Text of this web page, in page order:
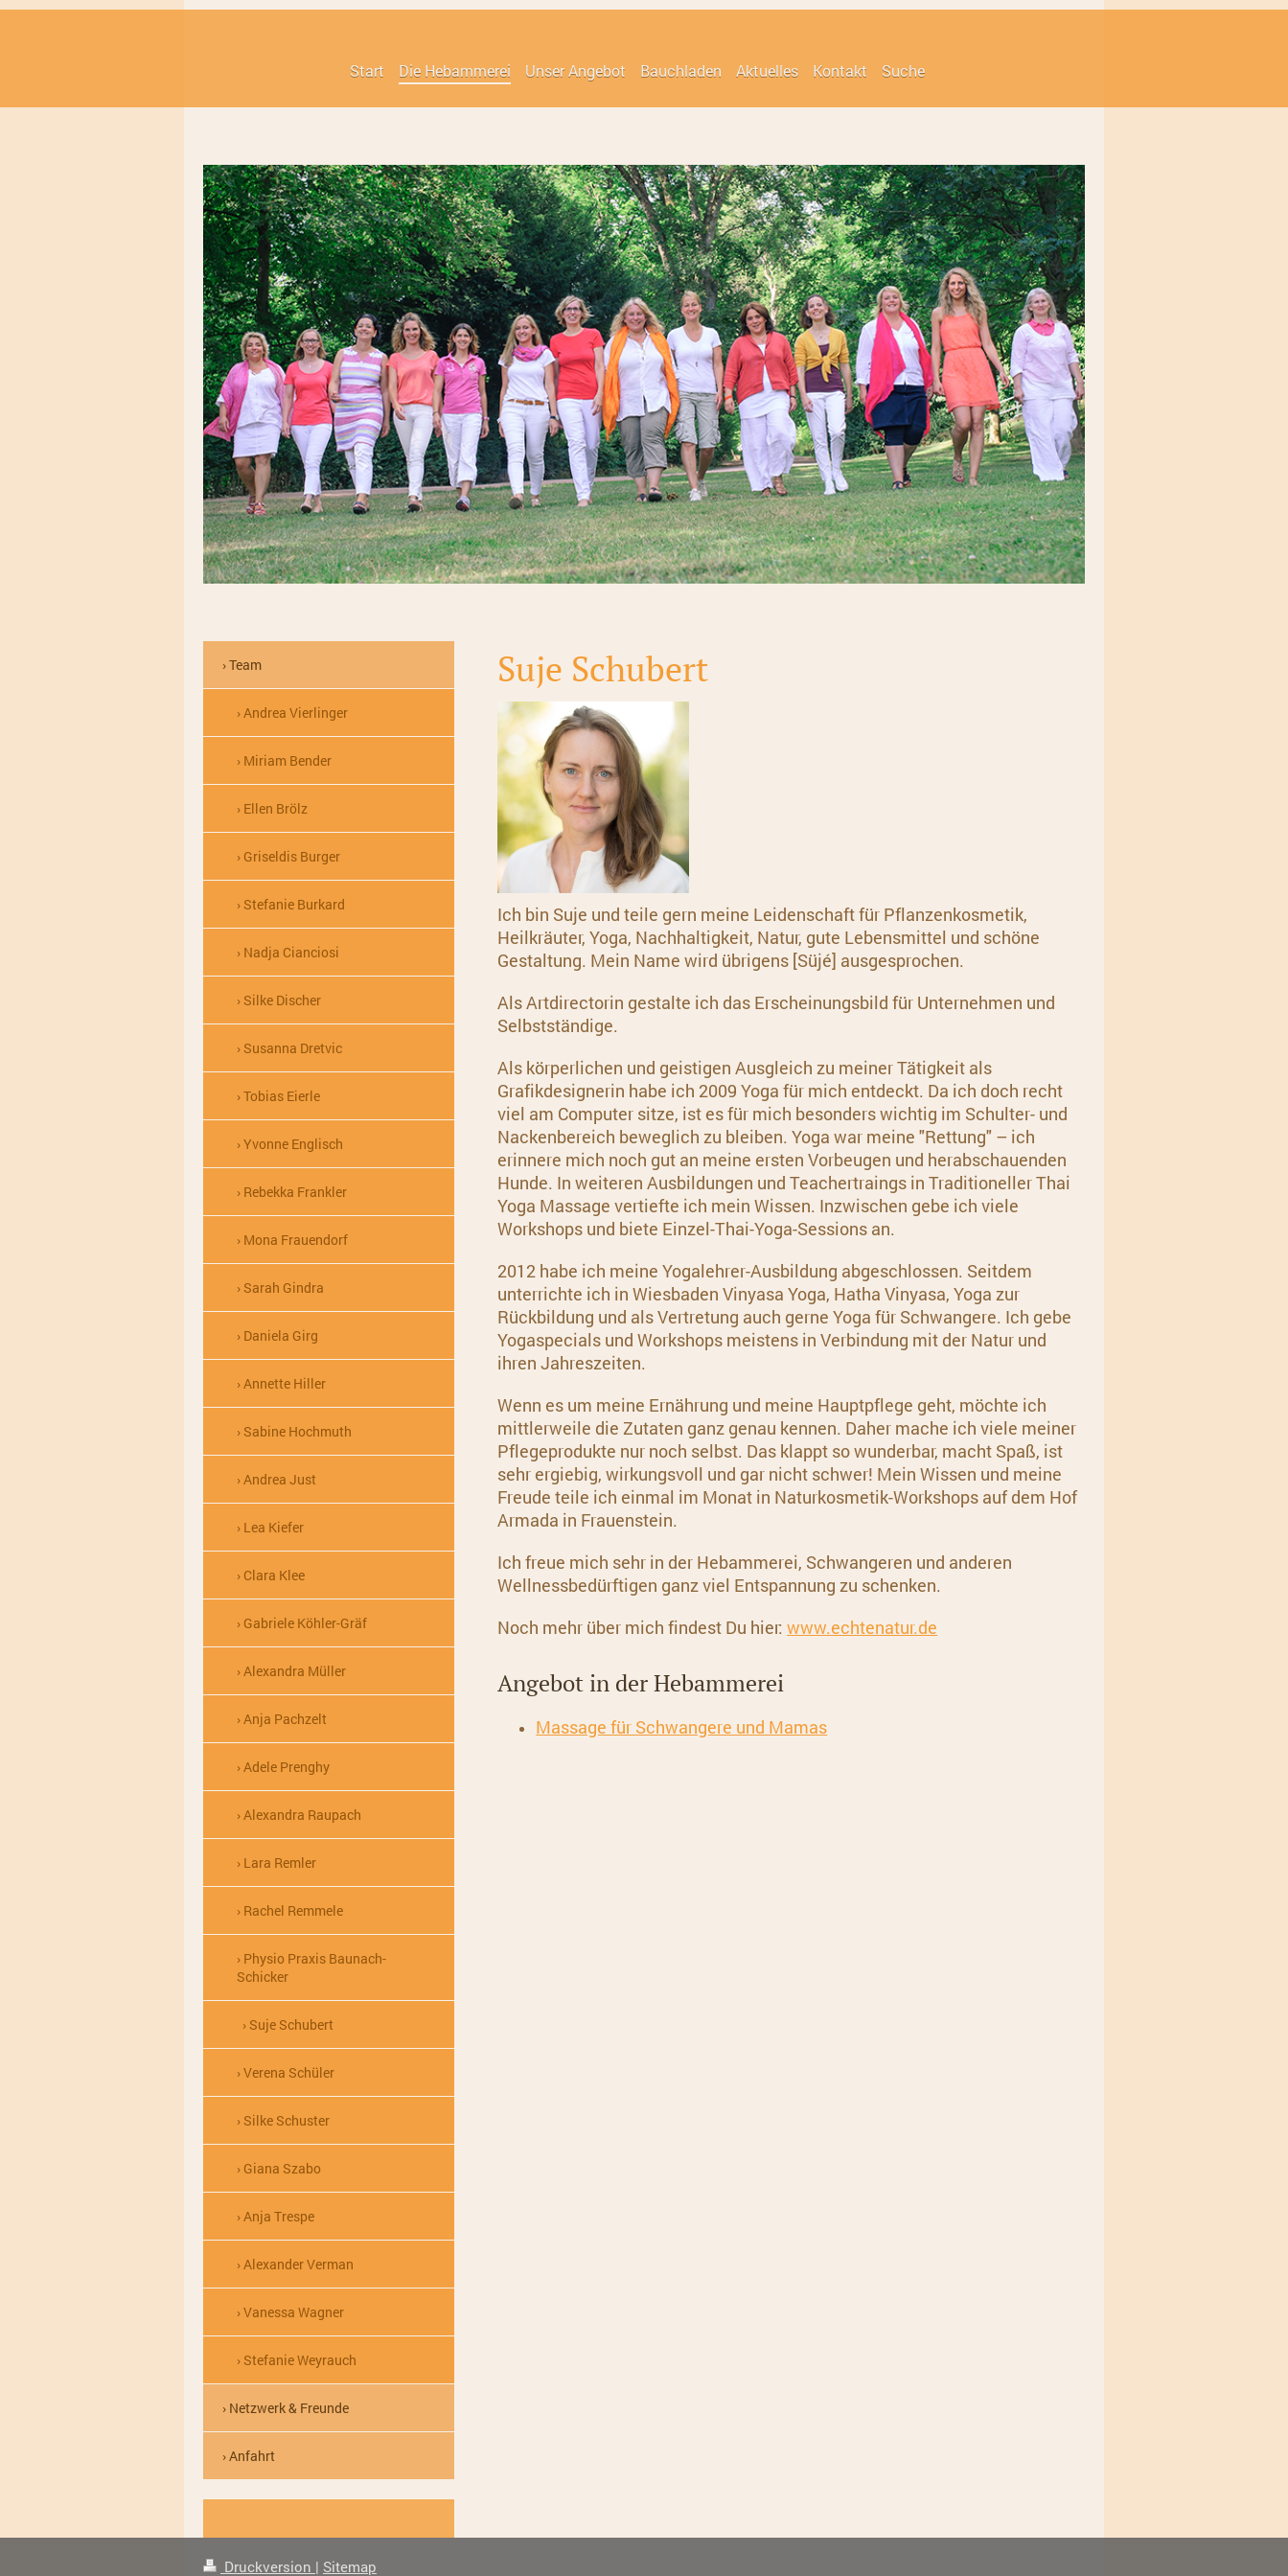
Start Die Hebammerei Unser Angebot Bauchladen Aktuelles Kontakt Suche
Suje Schubert
Ich bin Suje undteile gern meine Leidenschaft für Pflanzenkosmetik,
Heilkräuter, Yoga, Nachhaltigkeit, Natur, gute Lebensmittel und schöne
Gestaltung. Mein Name wird übrigens [Süjé] ausgesprochen.
Als Artdirectorin gestalte ich das Erscheinungsbild für Unternehmen und
Selbstständige.
Als körperlichen und geistigen Ausgleich zu meinerTätigkeit als
Grafikdesignerin habe ich 2009 Yoga für mich entdeckt. Da ich doch recht
viel am Computer sitze, ist es für mich besonders wichtig im Schulter- und
Nackenbereich beweglich zu bleiben. Yoga war meine "Rettung" – ich
erinnere mich noch gut an meine ersten Vorbeugen und herabschauenden
Hunde. In weiteren Ausbildungen und Teachertraings in Traditioneller Thai
Yoga Massage vertiefte ich mein Wissen. Inzwischen gebe ich viele
Workshops und biete Einzel-Thai-Yoga-Sessions an.
2012 habe ich meine Yogalehrer-Ausbildung abgeschlossen. Seitdem
unterrichte ich in Wiesbaden Vinyasa Yoga, Hatha Vinyasa, Yoga zur
Rückbildung und als Vertretung auch gerne Yoga für Schwangere. Ich gebe
Yogaspecials und Workshops meistens in Verbindung mit der Natur und
ihren Jahreszeiten.
Wenn es um meine Ernährung und meine Hauptpflege geht, möchte ich
mittlerweile die Zutaten ganz genau kennen. Daher mache ich viele meiner
Pflegeprodukte nur noch selbst. Das klappt so wunderbar, macht Spaß, ist
sehr ergiebig, wirkungsvoll und gar nicht schwer! Mein Wissen und meine
Freude teile ich einmal im Monat in Naturkosmetik-Workshops auf dem Hof
Armada in Frauenstein.
Ich freue mich sehr in der Hebammerei, Schwangeren und anderen
Wellnessbedürftigen ganz viel Entspannung zu schenken.
Noch mehr über mich findest Du hier:www.echtenatur.de
Angebot in der Hebammerei
Massage für Schwangere und Mamas
Team
Andrea Vierlinger
Miriam Bender
Ellen Brölz
Griseldis Burger
Stefanie Burkard
Nadja Cianciosi
Silke Discher
Susanna Dretvic
Tobias Eierle
Yvonne Englisch
Rebekka Frankler
Mona Frauendorf
Sarah Gindra
Daniela Girg
Annette Hiller
Sabine Hochmuth
Andrea Just
Lea Kiefer
Clara Klee
Gabriele Köhler-Gräf
Alexandra Müller
Anja Pachzelt
Adele Prenghy
Alexandra Raupach
Lara Remler
Rachel Remmele
Physio Praxis Baunach-
Schicker
Suje Schubert
Verena Schüler
Silke Schuster
Giana Szabo
Anja Trespe
Alexander Verman
Vanessa Wagner
Stefanie Weyrauch
Netzwerk & Freunde
Anfahrt
Druckversion | Sitemap